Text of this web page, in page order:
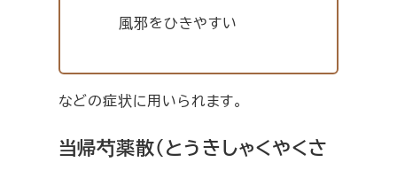
風邪をひきやすい
などの症状に用いられます。
当帰芍薬散（とうきしゃくやくさ